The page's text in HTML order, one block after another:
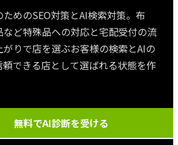
めのSEO対策とAI検索対策。布
ど特殊品への対応と宅配受付の流
りで店を選ぶお客様の検索とAIの
できる店として選ばれる状態を作
無料でAI診断を受ける